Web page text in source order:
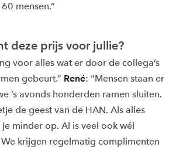
mensen.”
deze prijs voor jullie?
voor alles wat er door de collega’s
gebeurt.” René: “Mensen staan er
’s avonds honderden ramen sluiten.
de geest van de HAN. Als alles
minder op. Al is veel ook wél
krijgen regelmatig complimenten